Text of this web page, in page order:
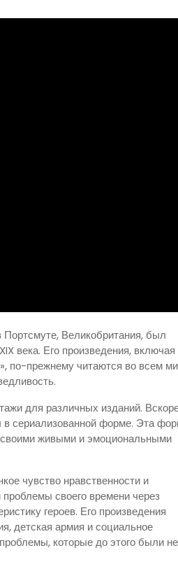
Великобритания, был
века. Его произведения, включая
по-прежнему читаются во всем
для различных изданий.
сериализованной форме. Эта
живыми и эмоциональными
чувство нравственности и
своего времени через
героев. Его произведения
детская армия и социальное
которые до этого были не